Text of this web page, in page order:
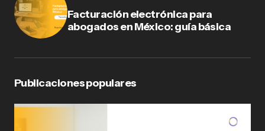
Facturación electrónica para
abogados en México: guía básica
Publicaciones populares